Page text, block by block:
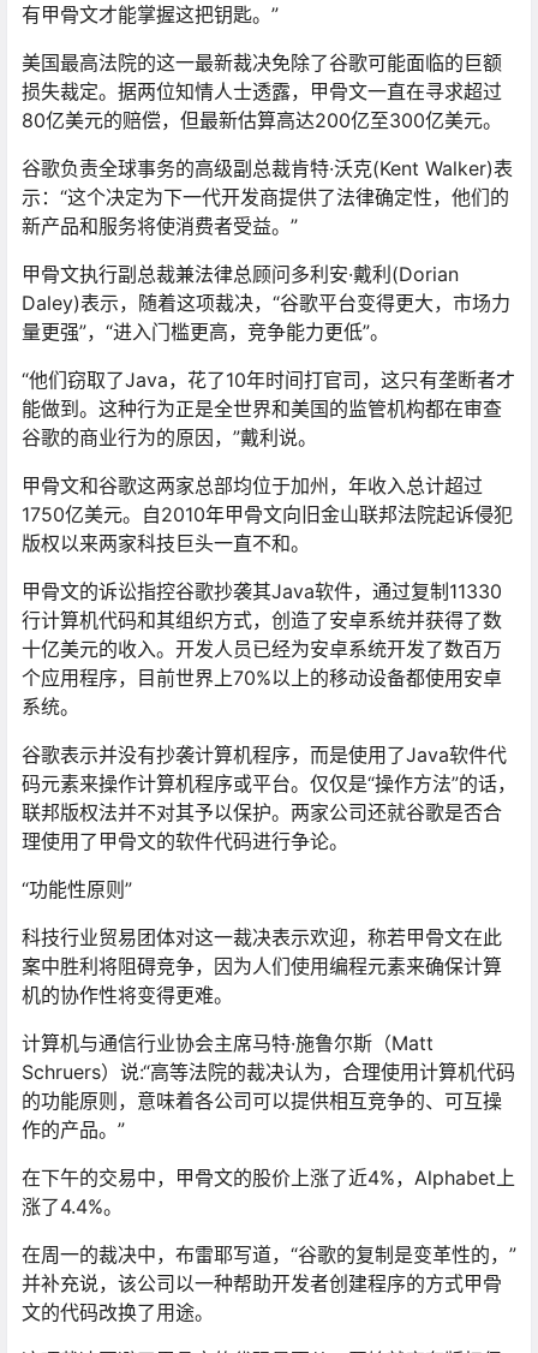
有甲骨文才能掌握这把钥匙。”
美国最高法院的这一最新裁决免除了谷歌可能面临的巨额
损失裁定。据两位知情人士透露，甲骨文一直在寻求超过
80亿美元的赔偿，但最新估算高达200亿至300亿美元。
谷歌负责全球事务的高级副总裁肯特·沃克(Kent Walker)表
示：“这个决定为下一代开发商提供了法律确定性，他们的
新产品和服务将使消费者受益。”
甲骨文执行副总裁兼法律总顾问多利安·戴利(Dorian
Daley)表示，随着这项裁决，“谷歌平台变得更大，市场力
量更强”，“进入门槛更高，竞争能力更低”。
“他们窃取了Java，花了10年时间打官司，这只有垄断者才
能做到。这种行为正是全世界和美国的监管机构都在审查
谷歌的商业行为的原因，”戴利说。
甲骨文和谷歌这两家总部均位于加州，年收入总计超过
1750亿美元。自2010年甲骨文向旧金山联邦法院起诉侵犯
版权以来两家科技巨头一直不和。
甲骨文的诉讼指控谷歌抄袭其Java软件，通过复制11330
行计算机代码和其组织方式，创造了安卓系统并获得了数
十亿美元的收入。开发人员已经为安卓系统开发了数百万
个应用程序，目前世界上70%以上的移动设备都使用安卓
系统。
谷歌表示并没有抄袭计算机程序，而是使用了Java软件代
码元素来操作计算机程序或平台。仅仅是“操作方法”的话，
联邦版权法并不对其予以保护。两家公司还就谷歌是否合
理使用了甲骨文的软件代码进行争论。
“功能性原则”
科技行业贸易团体对这一裁决表示欢迎，称若甲骨文在此
案中胜利将阻碍竞争，因为人们使用编程元素来确保计算
机的协作性将变得更难。
计算机与通信行业协会主席马特·施鲁尔斯（Matt
Schruers）说:“高等法院的裁决认为，合理使用计算机代码
的功能原则，意味着各公司可以提供相互竞争的、可互操
作的产品。”
在下午的交易中，甲骨文的股价上涨了近4%，Alphabet上
涨了4.4%。
在周一的裁决中，布雷耶写道，“谷歌的复制是变革性的，”
并补充说，该公司以一种帮助开发者创建程序的方式甲骨
文的代码改换了用途。